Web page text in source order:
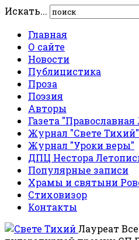
Искать...
Главная
О сайте
Новости
Публицистика
Проза
Поэзия
Авторы
Газета
Журнал "Свете Тихий"
Журнал "Уроки веры"
ДПЦ Нестора
Популярные записи
Храмы и святыни
Стиховизор
Контакты
Лауреат